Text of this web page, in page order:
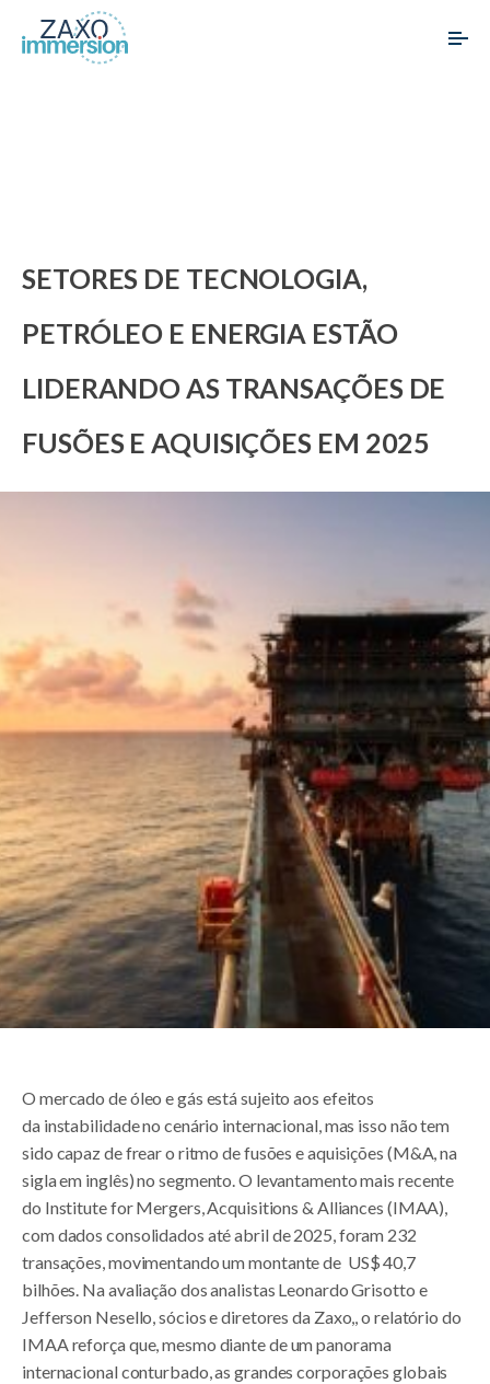
SETORES DE TECNOLOGIA,
PETRÓLEO E ENERGIA ESTÃO
LIDERANDO AS TRANSAÇÕES DE
FUSÕES E AQUISIÇÕES EM 2025
O mercado de óleo e gás está sujeito aos efeitos
da instabilidade no cenário internacional, mas isso não tem
sido capaz de frear o ritmo de fusões e aquisições (M&A, na
sigla em inglês) no segmento. O levantamento mais recente
do Institute for Mergers, Acquisitions & Alliances (IMAA),
com dados consolidados até abril de 2025, foram 232
transações, movimentando um montante de US$ 40,7
bilhões. Na avaliação dos analistas Leonardo Grisotto e
Jefferson Nesello, sócios e diretores da Zaxo,, o relatório do
IMAA reforça que, mesmo diante de um panorama
internacional conturbado, as grandes corporações globais